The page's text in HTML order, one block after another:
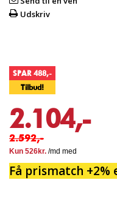
Udskriv
SPAR 488,-
Tilbud!
2.104,-
2.592,-
Få prismatch +2%